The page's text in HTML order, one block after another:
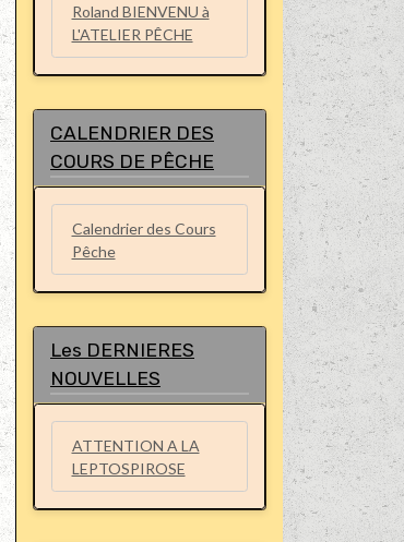
Roland BIENVENU à
L'ATELIER PÊCHE
CALENDRIER DES
COURS DE PÊCHE
Calendrier des Cours
Pêche
Les DERNIERES
NOUVELLES
ATTENTION A LA
LEPTOSPIROSE